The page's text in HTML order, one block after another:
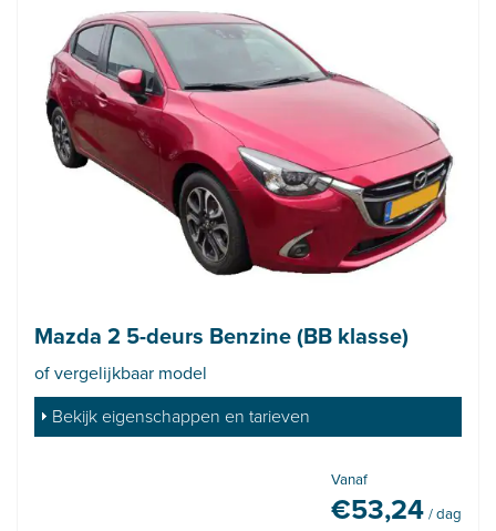
Mazda 2 5-deurs Benzine (BB klasse)
of vergelijkbaar model
Bekijk eigenschappen en tarieven
Vanaf
€53,24 / dag